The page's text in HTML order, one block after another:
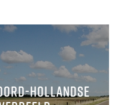
Hollandse